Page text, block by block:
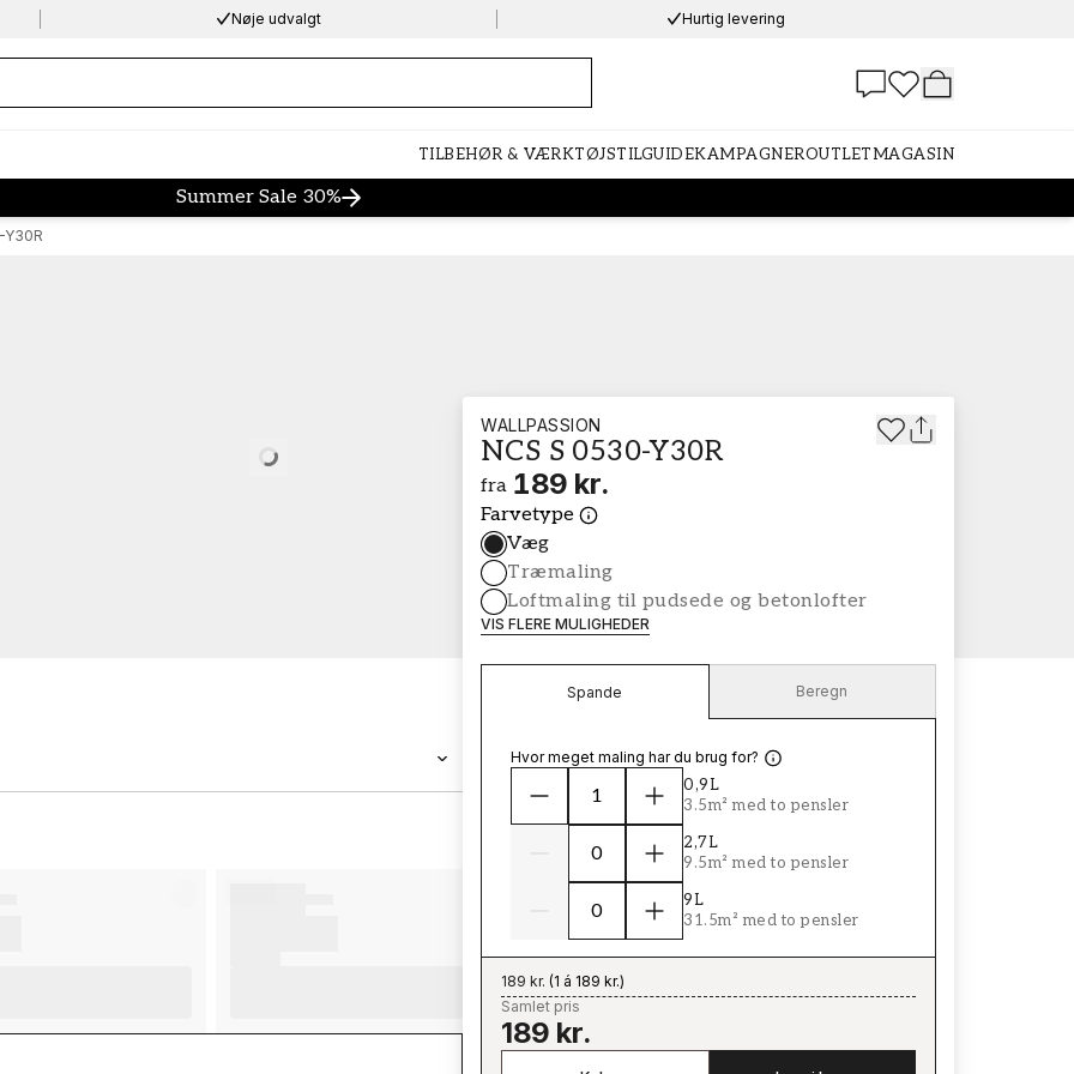
Nøje udvalgt Hurtig levering
TILBEHØR & VÆRKTØJSTILGUIDEKAMPAGNEROUTLETMAGASIN
Summer Sale 30%
Loading…
WALLPASSION
NCS S 0530-Y30R
fra 189 kr.
Farvetype
Væg
Træmaling
Loftmaling til pudsede og betonlofter
VIS FLERE MULIGHEDER
Spande Beregn
Hvor meget maling har du brug for?
0,9L
3.5m² med to pensler
2,7L
9.5m² med to pensler
9L
31.5m² med to pensler
189 kr. (1 á 189 kr.)
Samlet pris
189 kr.